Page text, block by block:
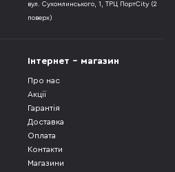
вул. Сухомлинського, 1, ТРЦ ПортCity (2
поверх)
Інтернет - магазин
Про нас
Акції
Гарантія
Доставка
Оплата
Контакти
Магазини